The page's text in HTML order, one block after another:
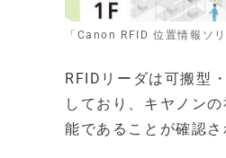
「Canon RFID 位置情報ソ
RFIDリーダは可搬型
しており、キヤノン
能であることが確認さ